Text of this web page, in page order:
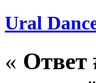
Ural
« Ответ